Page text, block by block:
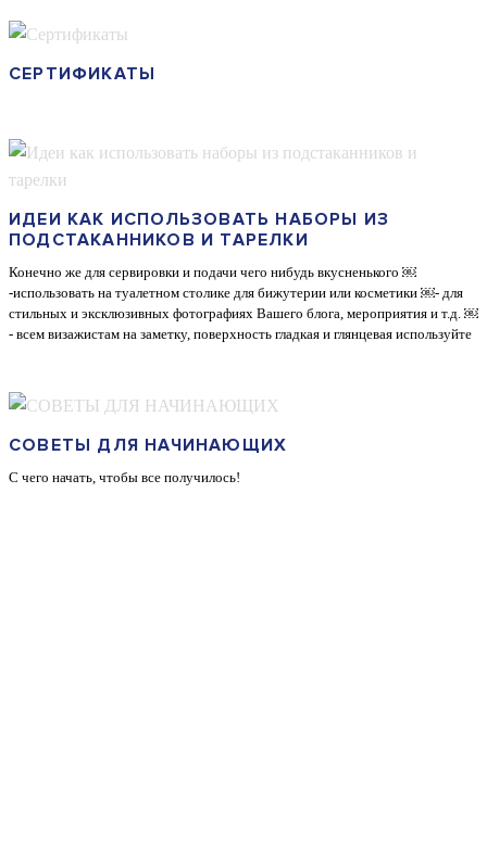
СЕРТИФИКАТЫ
ИДЕИ КАК ИСПОЛЬЗОВАТЬ НАБОРЫ ИЗ
ПОДСТАКАННИКОВ И ТАРЕЛКИ
Конечно же для сервировки и подачи чего нибудь вкусненького ￼
-использовать на туалетном столике для бижутерии или косметики ￼- для
стильных и эксклюзивных фотографиях Вашего блога, мероприятия и т.д. ￼
- всем визажистам на заметку, поверхность гладкая и глянцевая используйте
вариант!
СОВЕТЫ ДЛЯ НАЧИНАЮЩИХ
С чего начать, чтобы все получилось!